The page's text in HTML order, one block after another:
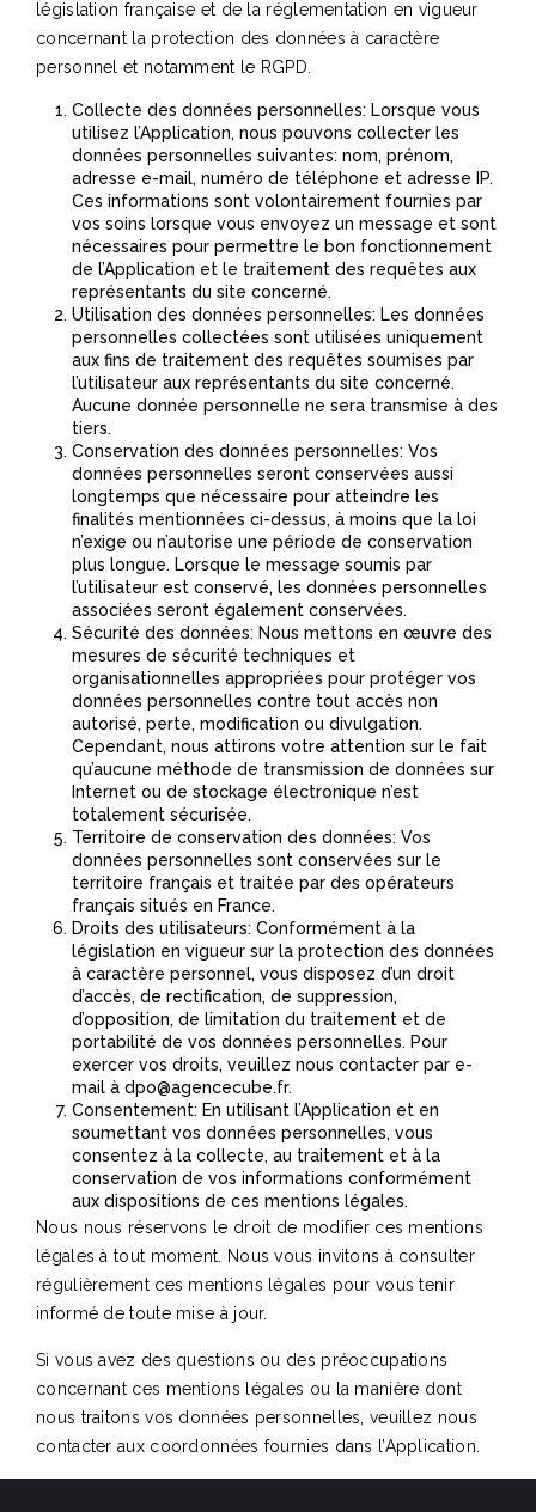
législation française et de la réglementation en vigueur
concernant la protection des données à caractère
personnel et notamment le RGPD.
Collecte des données personnelles: Lorsque vous
utilisez l’Application, nous pouvons collecter les
données personnelles suivantes: nom, prénom,
adresse e-mail, numéro de téléphone et adresse IP.
Ces informations sont volontairement fournies par
vos soins lorsque vous envoyez un message et sont
nécessaires pour permettre le bon fonctionnement
de l’Application et le traitement des requêtes aux
représentants du site concerné.
Utilisation des données personnelles: Les données
personnelles collectées sont utilisées uniquement
aux fins de traitement des requêtes soumises par
l’utilisateur aux représentants du site concerné.
Aucune donnée personnelle ne sera transmise à des
tiers.
Conservation des données personnelles: Vos
données personnelles seront conservées aussi
longtemps que nécessaire pour atteindre les
finalités mentionnées ci-dessus, à moins que la loi
n’exige ou n’autorise une période de conservation
plus longue. Lorsque le message soumis par
l’utilisateur est conservé, les données personnelles
associées seront également conservées.
Sécurité des données: Nous mettons en œuvre des
mesures de sécurité techniques et
organisationnelles appropriées pour protéger vos
données personnelles contre tout accès non
autorisé, perte, modification ou divulgation.
Cependant, nous attirons votre attention sur le fait
qu’aucune méthode de transmission de données sur
Internet ou de stockage électronique n’est
totalement sécurisée.
Territoire de conservation des données: Vos
données personnelles sont conservées sur le
territoire français et traitée par des opérateurs
français situés en France.
Droits des utilisateurs: Conformément à la
législation en vigueur sur la protection des données
à caractère personnel, vous disposez d’un droit
d’accès, de rectification, de suppression,
d’opposition, de limitation du traitement et de
portabilité de vos données personnelles. Pour
exercer vos droits, veuillez nous contacter par e-
mail à dpo@agencecube.fr.
Consentement: En utilisant l’Application et en
soumettant vos données personnelles, vous
consentez à la collecte, au traitement et à la
conservation de vos informations conformément
aux dispositions de ces mentions légales.
Nous nous réservons le droit de modifier ces mentions
légales à tout moment. Nous vous invitons à consulter
régulièrement ces mentions légales pour vous tenir
informé de toute mise à jour.
Si vous avez des questions ou des préoccupations
concernant ces mentions légales ou la manière dont
nous traitons vos données personnelles, veuillez nous
contacter aux coordonnées fournies dans l’Application.